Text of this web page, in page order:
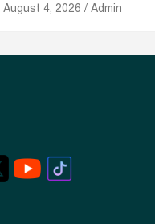
August 4, 2026 Admin